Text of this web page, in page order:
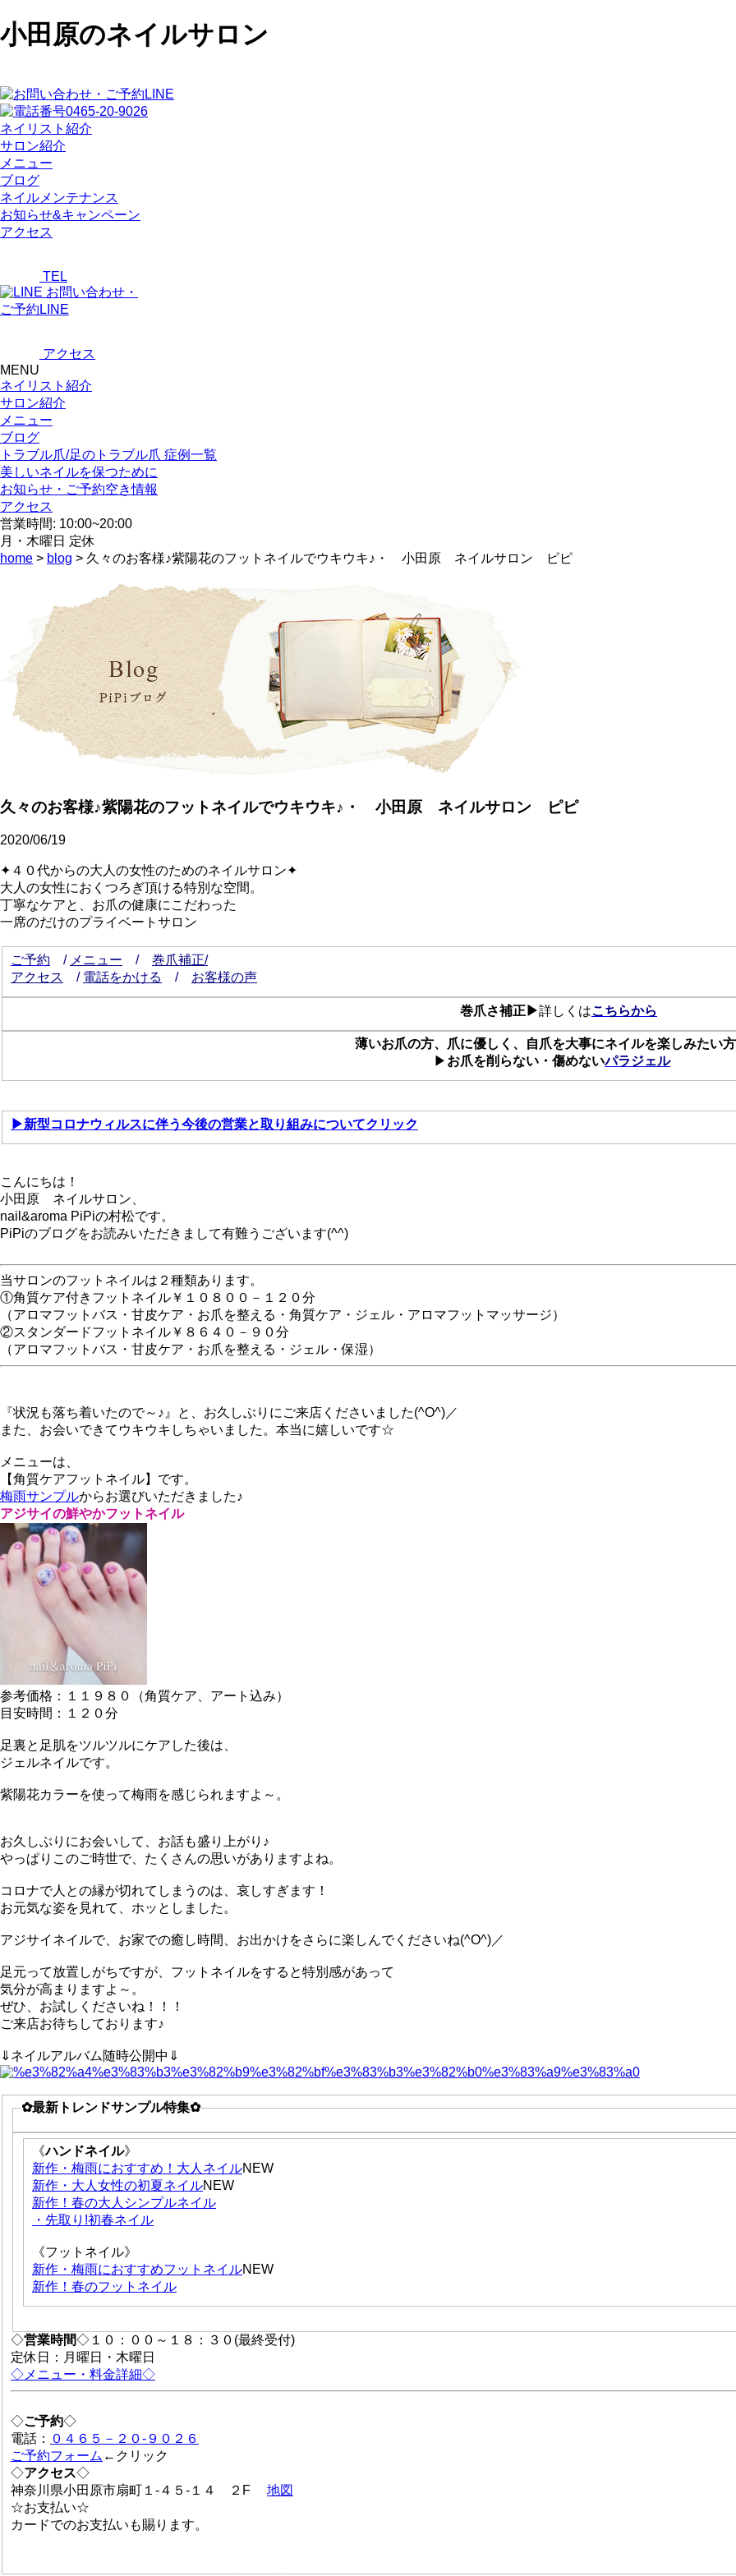
小田原のネイルサロン
ネイリスト紹介
サロン紹介
メニュー
ブログ
ネイルメンテナンス
お知らせ&キャンペーン
アクセス
TEL
お問い合わせ・
ご予約LINE
アクセス
MENU
ネイリスト紹介
サロン紹介
メニュー
ブログ
トラブル爪/足のトラブル爪 症例一覧
美しいネイルを保つために
お知らせ・ご予約空き情報
アクセス
営業時間: 10:00~20:00
月・木曜日 定休
home > blog > 久々のお客様♪紫陽花のフットネイルでウキウキ♪・ 小田原 ネイルサロン ピピ
久々のお客様♪紫陽花のフットネイルでウキウキ♪・ 小田原 ネイルサロン ピピ
2020/06/19
✦４０代からの大人の女性のためのネイルサロン✦
大人の女性におくつろぎ頂ける特別な空間。
丁寧なケアと、お爪の健康にこだわった
一席のだけのプライベートサロン
ご予約 / メニュー / 巻爪補正/
アクセス
/ 電話をかける / お客様の声
巻爪さ補正▶詳しくはこちらから
薄いお爪の方、爪に優しく、自爪を大事にネイルを楽しみたい
▶ お爪を削らない・傷めないパラジェル
▶新型コロナウィルスに伴う今後の営業と取り組みについてクリック
こんにちは！
小田原 ネイルサロン、
nail&aroma PiPiの村松です。
PiPiのブログをお読みいただきまして有難うございます(^^)
当サロンのフットネイルは２種類あります。
①角質ケア付きフットネイル￥１０８００－１２０分
（アロマフットバス・甘皮ケア・お爪を整える・角質ケア・ジェル・アロマフットマッサージ）
②スタンダードフットネイル￥８６４０－９０分
（アロマフットバス・甘皮ケア・お爪を整える・ジェル・保湿）
『状況も落ち着いたので～♪』と、お久しぶりにご来店くださいました(^O^)／
また、お会いできてウキウキしちゃいました。本当に嬉しいです☆
メニューは、
【角質ケアフットネイル】です。
梅雨サンプルからお選びいただきました♪
アジサイの鮮やかフットネイル
参考価格：１１９８０（角質ケア、アート込み）
目安時間：１２０分
足裏と足肌をツルツルにケアした後は、
ジェルネイルです。
紫陽花カラーを使って梅雨を感じられますよ～。
お久しぶりにお会いして、お話も盛り上がり♪
やっぱりこのご時世で、たくさんの思いがありますよね。
コロナで人との縁が切れてしまうのは、哀しすぎます！
お元気な姿を見れて、ホッとしました。
アジサイネイルで、お家での癒し時間、お出かけをさらに楽しんでくださいね(^O^)／
足元って放置しがちですが、フットネイルをすると特別感があって
気分が高まりますよ～。
ぜひ、お試しくださいね！！！
ご来店お待ちしております♪
⇓ネイルアルバム随時公開中⇓
✿最新トレンドサンプル特集✿
《ハンドネイル》
新作・梅雨におすすめ！大人ネイルNEW
新作・大人女性の初夏ネイルNEW
新作！春の大人シンプルネイル
・先取り!初春ネイル
《フットネイル》
新作・梅雨におすすめフットネイルNEW
新作！春のフットネイル
◇営業時間◇１０：００～１８：３０(最終受付)
定休日：月曜日・木曜日
◇メニュー・料金詳細◇
◇ご予約◇
電話： ０４６５－２０-９０２６
ご予約フォーム ←クリック
◇アクセス◇
神奈川県小田原市扇町１-４５-１４ ２F 地図
☆お支払い☆
カードでのお支払いも賜ります。